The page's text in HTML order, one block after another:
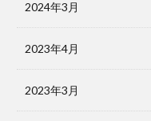
2024年3月
2023年4月
2023年3月